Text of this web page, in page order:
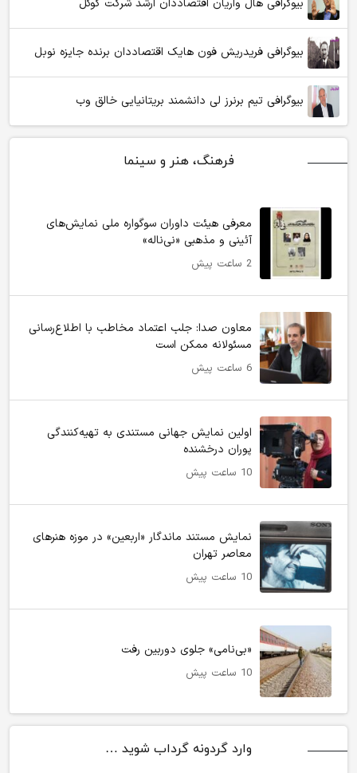
بیوگرافی هال واریان اقتصاددان ارشد شرکت گوگل
بیوگرافی فریدریش فون هایک اقتصاددان برنده جایزه نوبل
بیوگرافی تیم برنرز لی دانشمند بریتانیایی خالق وب
فرهنگ، هنر و سینما
معرفی هیئت داوران سوگواره ملی نمایش‌های
آئینی و مذهبی «نی‌ناله»
2 ساعت پیش
معاون صدا: جلب اعتماد مخاطب با اطلاع‌رسانی
مسئولانه ممکن است
6 ساعت پیش
اولین نمایش جهانی مستندی به تهیه‌کنندگی
پوران درخشنده
10 ساعت پیش
نمایش مستند ماندگار «اربعین» در موزه هنرهای
معاصر تهران
10 ساعت پیش
«بی‌نامی» جلوی دوربین رفت
10 ساعت پیش
وارد گردونه گرداب شوید …